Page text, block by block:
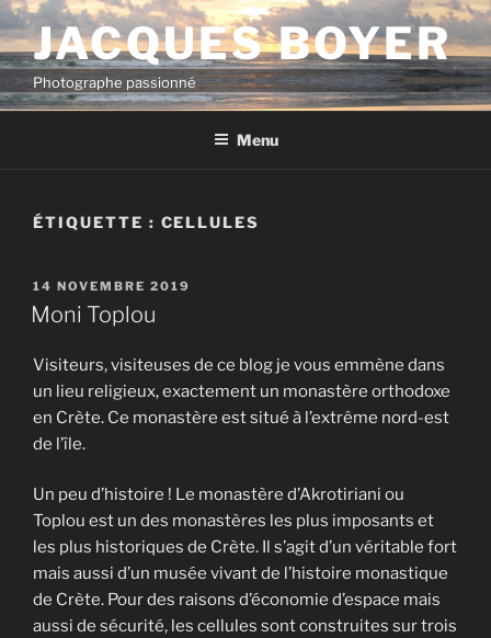
Aller
au
contenu
principal
JACQUES BOYER
Photographe passionné
Menu
ÉTIQUETTE : CELLULES
PUBLIÉ
LE
14 NOVEMBRE 2019
Moni Toplou
Visiteurs, visiteuses de ce blog je vous emmène dans
un lieu religieux, exactement un monastère orthodoxe
en Crète. Ce monastère est situé à l’extrême nord-est
de l’île.
Un peu d’histoire ! Le monastère d’Akrotiriani ou
Toplou est un des monastères les plus imposants et
les plus historiques de Crète. Il s’agit d’un véritable fort
mais aussi d’un musée vivant de l’histoire monastique
de Crète. Pour des raisons d’économie d’espace mais
aussi de sécurité, les cellules sont construites sur trois